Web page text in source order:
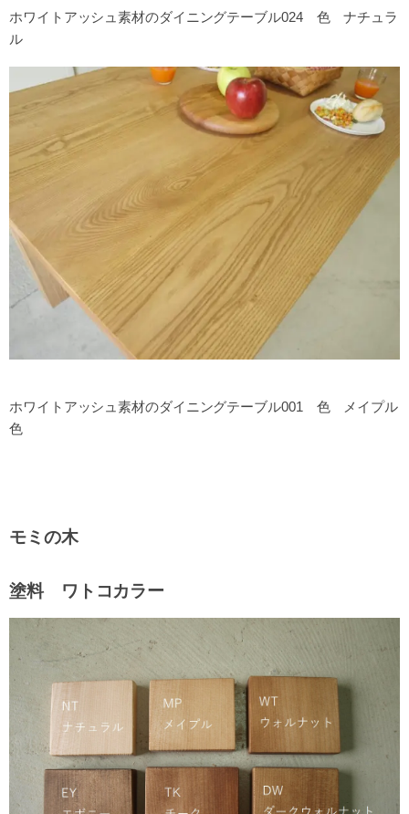
ホワイトアッシュ素材のダイニングテーブル024 色 ナチュラ
ル
ホワイトアッシュ素材のダイニングテーブル001 色 メイプル
色
モミの木
塗料 ワトコカラー